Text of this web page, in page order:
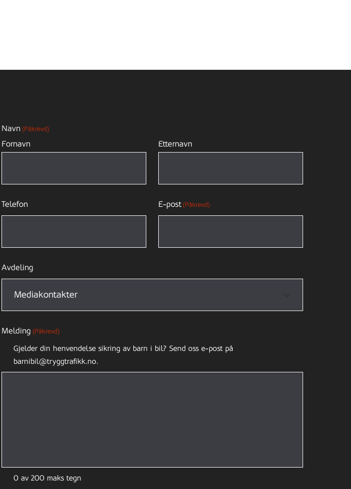
Navn (Påkrevd)
Fornavn Etternavn
Telefon E-post (Påkrevd)
Avdeling
Melding (Påkrevd)
Gjelder din henvendelse sikring av barn i bil? Send oss e-post på
barnibil@tryggtrafikk.no.
0 av 200 maks tegn